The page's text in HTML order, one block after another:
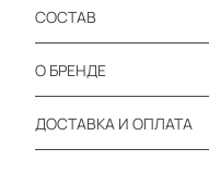
СОСТАВ
О БРЕНДЕ
ДОСТАВКА И ОПЛАТА